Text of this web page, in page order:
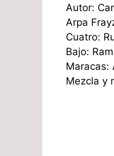
Autor:
Arpa
Cuatro:
Bajo:
Maracas:
Mezcla y